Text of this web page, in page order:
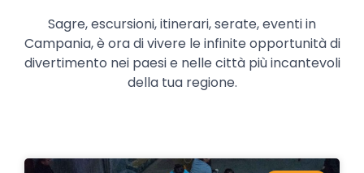
Sagre, escursioni, itinerari, serate, eventi in
Campania, è ora di vivere le infinite opportunità di
divertimento nei paesi e nelle città più incantevoli
della tua regione.